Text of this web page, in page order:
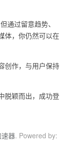
过留意趋势、
体，你仍然可以在
作，与用户保持
颖而出，成功登
器. Powered by: